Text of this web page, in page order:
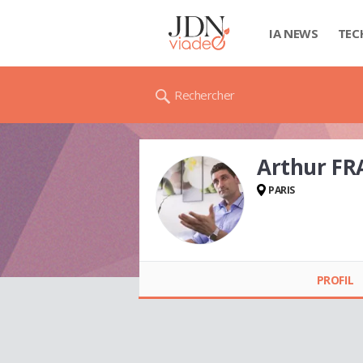
IA NEWS
Rechercher
Arthur
PARIS
PROFIL